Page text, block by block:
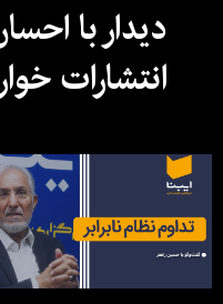
دیدار با
انتشارات